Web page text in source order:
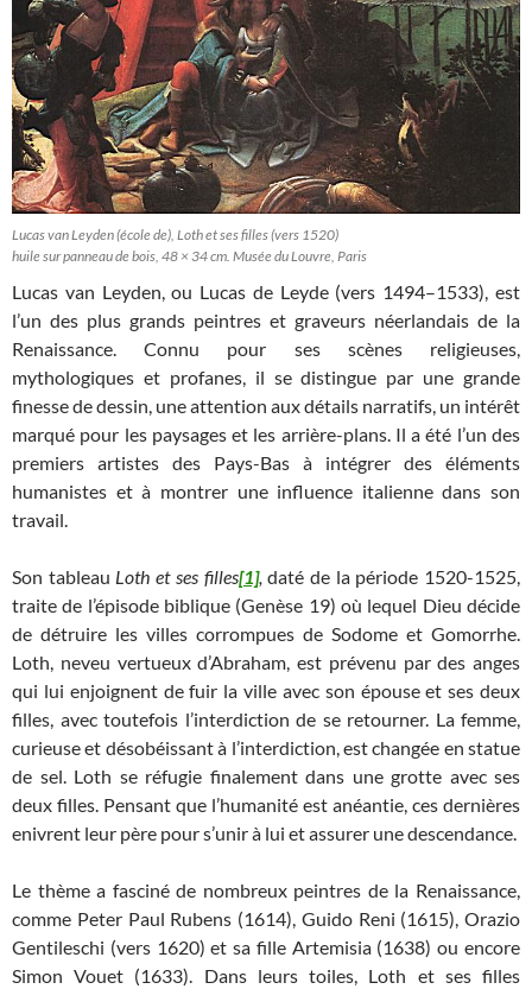
Lucas van Leyden (école de), Loth et ses filles (vers 1520)
huile sur panneau de bois, 48 × 34 cm. Musée du Louvre, Paris
Lucas van Leyden, ou Lucas de Leyde (vers 1494–1533), est
l’un des plus grands peintres et graveurs néerlandais de la
Renaissance. Connu pour ses scènes religieuses,
mythologiques et profanes, il se distingue par une grande
finesse de dessin, une attention aux détails narratifs, un intérêt
marqué pour les paysages et les arrière-plans. Il a été l’un des
premiers artistes des Pays-Bas à intégrer des éléments
humanistes et à montrer une influence italienne dans son
travail.
Son tableau Loth et ses filles[1],daté de la période 1520-1525,
traite de l’épisode biblique (Genèse 19) où lequel Dieu décide
de détruire les villes corrompues de Sodome et Gomorrhe.
Loth, neveu vertueux d’Abraham, est prévenu par des anges
qui lui enjoignent de fuir la ville avec son épouse et ses deux
filles, avec toutefois l’interdiction de se retourner. La femme,
curieuse et désobéissant à l’interdiction, est changée en statue
de sel. Loth se réfugie finalement dans une grotte avec ses
deux filles. Pensant que l’humanité est anéantie, ces dernières
enivrent leur père pour s’unir à lui et assurer une descendance.
Le thème a fasciné de nombreux peintres de la Renaissance,
comme Peter Paul Rubens (1614), Guido Reni (1615), Orazio
Gentileschi (vers 1620) et sa fille Artemisia (1638) ou encore
Simon Vouet (1633). Dans leurs toiles, Loth et ses filles